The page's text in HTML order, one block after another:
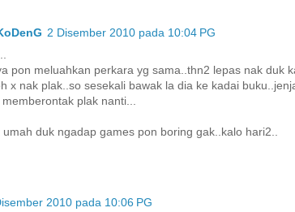
2 Disember 2010 pada 10:04 PG
pon meluahkan perkara yg sama..thn2 lepas nak duk
x nak plak..so sesekali bawak la dia ke kadai
plak nanti...
umah duk ngadap games pon boring gak..kalo hari2..
2010 pada 10:06 PG